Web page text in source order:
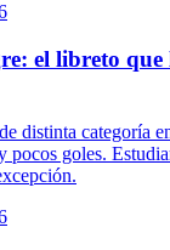
el libreto
distinta categoría
pocos goles.